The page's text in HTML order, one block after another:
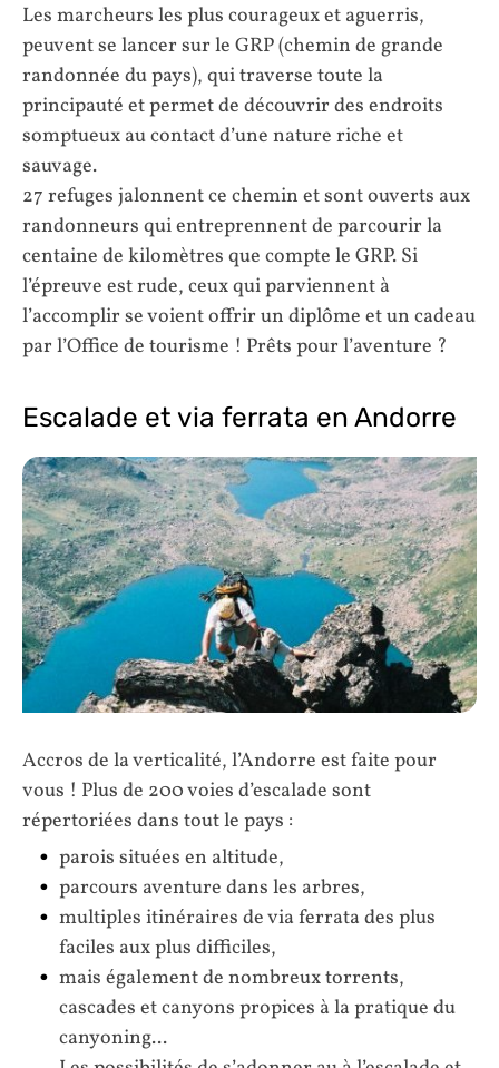
Les marcheurs les plus courageux et aguerris,
peuvent se lancer sur le GRP (chemin de grande
randonnée du pays), qui traverse toute la
principauté et permet de découvrir des endroits
somptueux au contact d’une nature riche et
sauvage.
27 refuges jalonnent ce chemin et sont ouverts aux
randonneurs qui entreprennent de parcourir la
centaine de kilomètres que compte le GRP. Si
l’épreuve est rude, ceux qui parviennent à
l’accomplir se voient offrir un diplôme et un cadeau
par l’Office de tourisme ! Prêts pour l’aventure ?
Escalade et via ferrata en Andorre
Accros de la verticalité, l’Andorre est faite pour
vous ! Plus de 200 voies d’escalade sont
répertoriées dans tout le pays :
parois situées en altitude,
parcours aventure dans les arbres,
multiples itinéraires de via ferrata des plus
faciles aux plus difficiles,
mais également de nombreux torrents,
cascades et canyons propices à la pratique du
canyoning...